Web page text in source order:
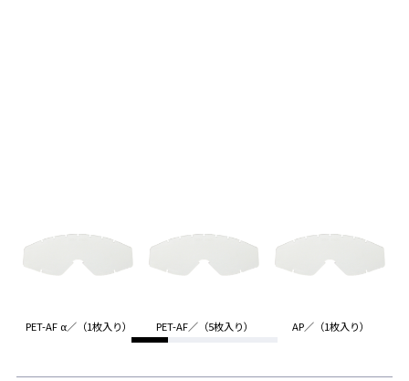
PET-AF α／（1枚入り） PET-AF／（5枚入り） AP／（1枚入り）